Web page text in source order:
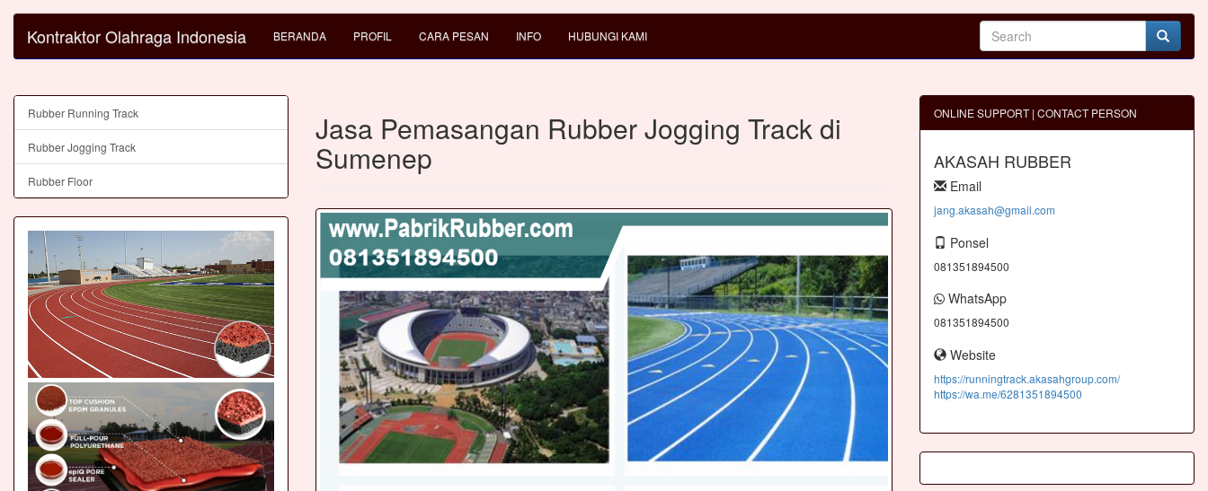
Kontraktor Olahraga Indonesia BERANDA PROFIL CARA PESAN INFO HUBUNGI KAMI
Jasa Pemasangan Rubber Jogging Track di
Sumenep
Rubber Running Track
Rubber Jogging Track
Rubber Floor
ONLINE SUPPORT | CONTACT PERSON
AKASAH RUBBER
Email
jang.akasah@gmail.com
Ponsel
081351894500
WhatsApp
081351894500
Website
https://runningtrack.akasahgroup.com/
https://wa.me/6281351894500